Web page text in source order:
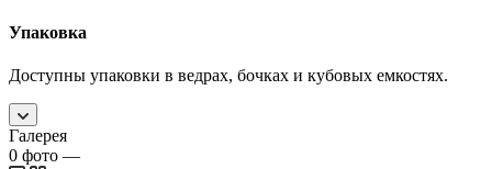
Упаковка
Доступны упаковки в ведрах, бочках и кубовых емкостях.
Галерея
0 фото —